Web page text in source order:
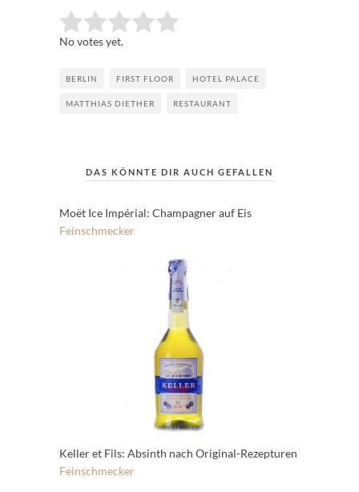
Rate this item: Submit Rating
No votes yet.
BERLIN FIRST FLOOR HOTEL PALACE
MATTHIAS DIETHER RESTAURANT
DAS KÖNNTE DIR AUCH GEFALLEN
Moët Ice Impérial: Champagner auf Eis
Feinschmecker
Keller et Fils: Absinth nach Original-Rezepturen
Feinschmecker